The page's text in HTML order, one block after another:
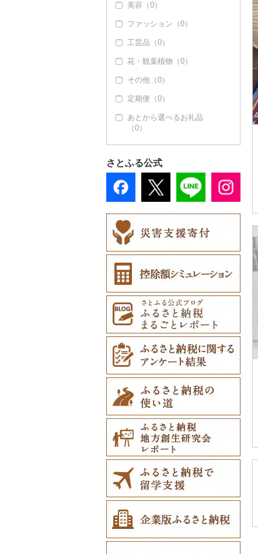
その他酒（0）
美容（0）
ファッション（0）
工芸品（0）
花・観葉植物（0）
その他（0）
定期便（0）
あとから選べるお礼品
（0）
さとふる公式